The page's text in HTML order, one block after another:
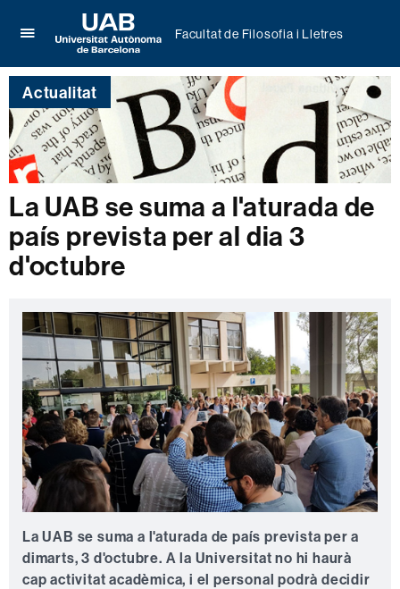
per
desplegar
el
menú
de
Facultat
de
Filosofia
i
Lletres
Universitat
Autònoma
de
Barcelona
Facultat de Filosofia i Lletres
Actualitat
La UAB se suma a l'aturada de
país prevista per al dia 3
d'octubre
La UAB se suma a l'aturada de país prevista per a
dimarts, 3 d'octubre. A la Universitat no hi haurà
cap activitat acadèmica, i el personal podrà decidir